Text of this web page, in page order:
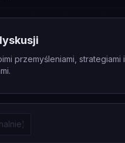
przemyśleniami, strategiami i